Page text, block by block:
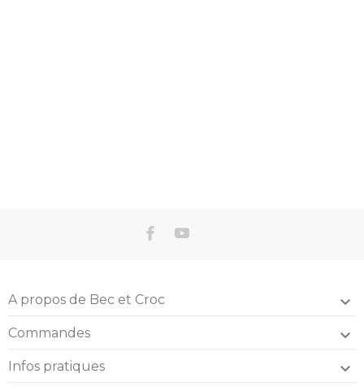
A propos de Bec et Croc 
Commandes 
Infos pratiques 